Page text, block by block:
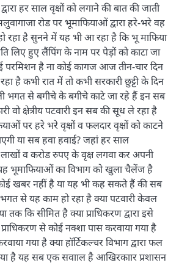
हर साल वृक्षों को लगाने की बात की जाती
रोड पर भूमाफियाओं द्वारा हरे-भरे वह
रहा है सुनने में यह भी आ रहा है कि भू माफिया
लिए हुए लैंपिंग के नाम पर पेड़ों को काटा जा
परमिशन है ना कोई कागज आज तीन-चार दिन
है कभी रात में तो कभी सरकारी छुट्टी के दिन
भगत से बगीचे के बगीचे काटे जा रहे हैं इन सब
वो क्षेत्रीय पटवारी इन सब की सूध ले रहा है
पर हरे भरे वृक्षों व फलदार वृक्षों को काटने
या सब हवा हवाई? जहां हर साल
लाखों व करोड रुपए के वृक्ष लगवा कर अपनी
यह भूमाफियाओं का विभाग को खुला चैलेंज है
कोई खबर नहीं है या यह भी कह सकते हैं की सब
भगत से यह काम हो रहा है क्या पटवारी केवल
तक कि सीमित है क्या प्राधिकरण द्वारा इसे
से कोई नक्शा पास करवाया गया है
गया है क्या हॉर्टिकल्चर विभाग द्वारा फल
गया है यह सब एक सवााल है आखिरकाार प्रशासन